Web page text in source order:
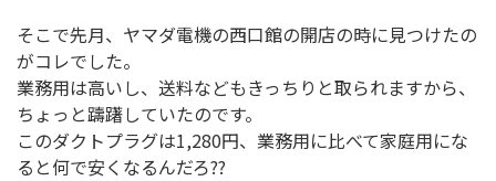
そこで先月、ヤマダ電機の西口館の開店の時に見つけたの
がコレでした。
業務用は高いし、送料などもきっちりと取られますから、
ちょっと躊躇していたのです。
このダクトプラグは1,280円、業務用に比べて家庭用にな
ると何で安くなるんだろ??